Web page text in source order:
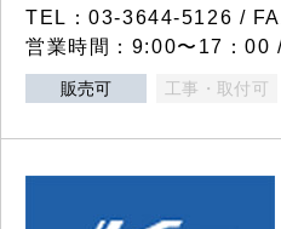
TEL：03-3644-5126 /
営業時間：9:00〜17：00
販売可 工事・取付可